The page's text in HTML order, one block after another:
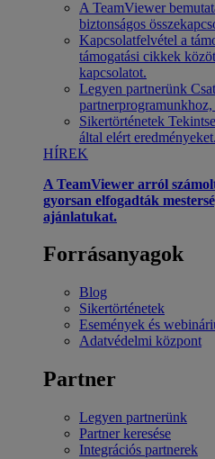
A TeamViewer
biztonságos
Kapcsolatfelvétel a
támogatási cikkek
kapcsolatot.
Legyen partnerünk
Sikertörténetek
által elért eredményeket.
HÍREK
A TeamViewer arról
gyorsan elfogadták
ajánlatukat.
Forrásanyagok
Blog
Sikertörténetek
Események és
Adatvédelmi központ
Partner
Legyen partnerünk
Partner keresése
Integrációs partnerek